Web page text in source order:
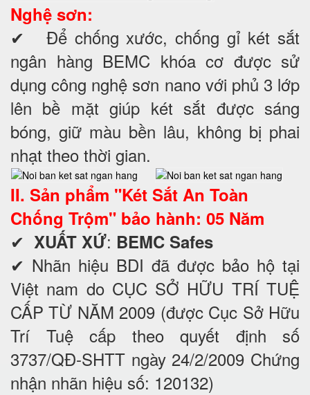
Nghệ sơn:
✔ Để chống xước, chống gỉ két sắt
ngân hàng BEMC khóa cơ được sử
dụng công nghệ sơn nano với phủ 3 lớp
lên bề mặt giúp két sắt được sáng
bóng, giữ màu bền lâu, không bị phai
nhạt theo thời gian.
II. Sản phẩm "Két Sắt An Toàn
Chống Trộm" bảo hành: 05 Năm
✔ XUẤT XỨ: BEMC Safes
✔ Nhãn hiệu BDI đã được bảo hộ tại
Việt nam do CỤC SỞ HỮU TRÍ TUỆ
CẤP TỪ NĂM 2009 (được Cục Sở Hữu
Trí Tuệ cấp theo quyết định số
3737/QĐ-SHTT ngày 24/2/2009 Chứng
nhận nhãn hiệu số: 120132)